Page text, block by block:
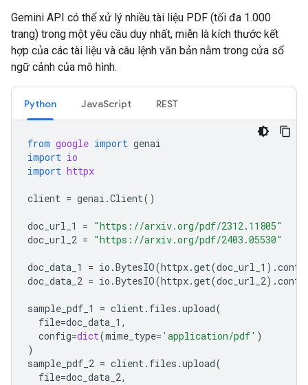
Gemini API có thể xử lý nhiều tài liệu PDF (tối đa 1.000
trang) trong một yêu cầu duy nhất, miễn là kích thước kết
hợp của các tài liệu và câu lệnh văn bản nằm trong cửa sổ
ngữ cảnh của mô hình.
Python JavaScript REST
from google import genai
import io
import httpx
client = genai .Client()
doc_url_1 = "https://arxiv.org/pdf/2312.11805"
doc_url_2 = "https://arxiv.org/pdf/2403.05530"
doc_data_1 = io .BytesIO(httpx.get(doc_url_1 ) .
doc_data_2 = io .BytesIO(httpx.get(doc_url_2) .
sample_pdf_1 = client. files .upload(
file=doc_data_1 ,
config=dict(mime_type= 'application/pdf' )
)
sample_pdf_2 = client. files .upload(
file=doc_data_2,